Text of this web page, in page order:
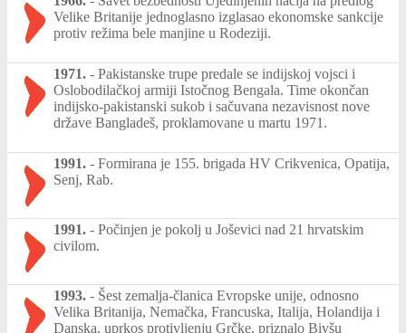
Velike Britanije jednoglasno izglasao ekonomske sankcije
protiv režima bele manjine u Rodeziji.
1971. - Pakistanske trupe predale se indijskoj vojsci i
Oslobodilačkoj armiji Istočnog Bengala. Time okončan
indijsko-pakistanski sukob i sačuvana nezavisnost nove
države Bangladeš, proklamovane u martu 1971.
1991. - Formirana je 155. brigada HV Crikvenica, Opatija,
Senj, Rab.
1991. - Počinjen je pokolj u Joševici nad 21 hrvatskim
civilom.
1993. - Šest zemalja-članica Evropske unije, odnosno
Velika Britanija, Nemačka, Francuska, Italija, Holandija i
Danska, uprkos protivljenju Grčke, priznalo Bivšu